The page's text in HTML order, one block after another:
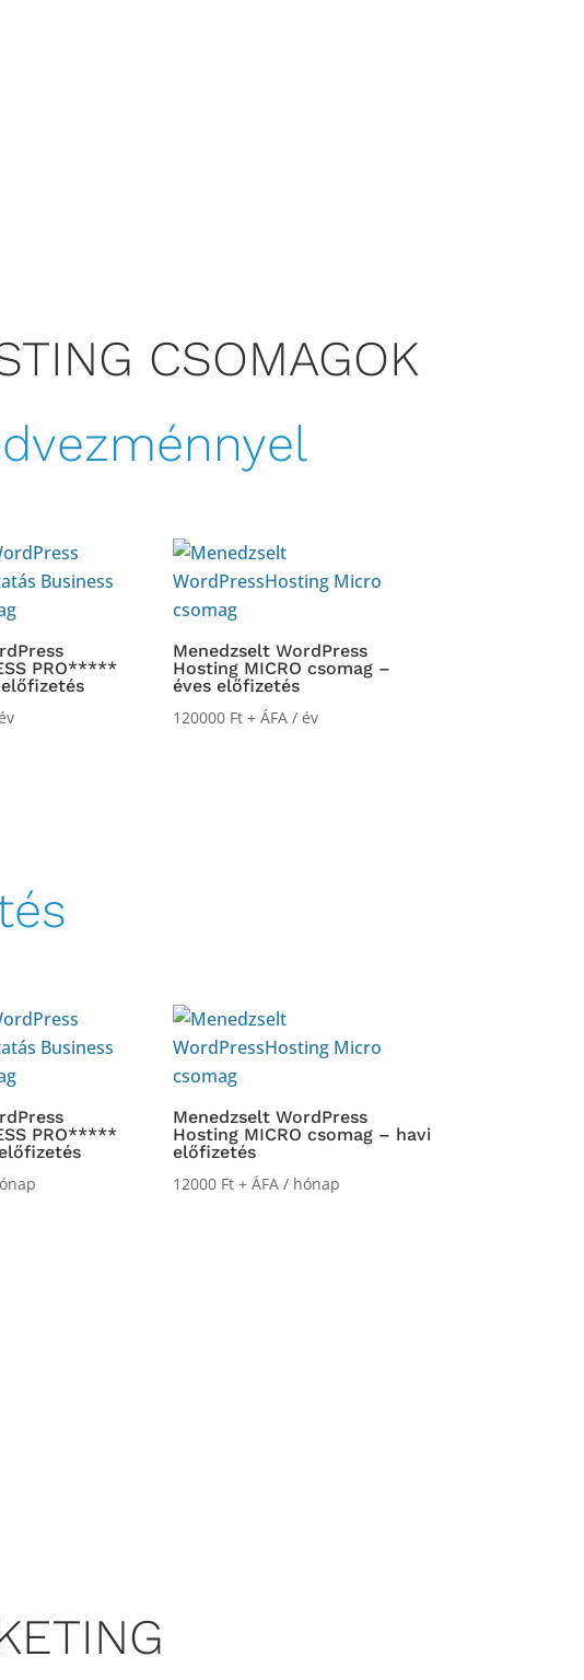
CSOMAGOK
PRO*****
Menedzselt WordPress
Hosting MICRO csomag –
éves előfizetés
120000 Ft + ÁFA / év
PRO*****
Menedzselt WordPress
Hosting MICRO csomag – havi
előfizetés
12000 Ft + ÁFA / hónap